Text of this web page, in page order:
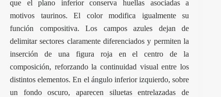
que el plano inferior conserva huellas asociadas a
motivos taurinos. El color modifica igualmente su
función compositiva. Los campos azules dejan de
delimitar sectores claramente diferenciados y permiten la
inserción de una figura roja en el centro de la
composición, reforzando la continuidad visual entre los
distintos elementos. En el ángulo inferior izquierdo, sobre
un fondo oscuro, aparecen siluetas entrelazadas de